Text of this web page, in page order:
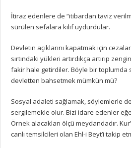
İtiraz edenlere de “itibardan taviz
sürülen sefalara kılıf uydurdular.
Devletin açıklarını kapatmak için
sırtındaki yükleri artırdıkça artırıp
fakir hale getirdiler. Böyle bir toplumda
devletten bahsetmek mümkün mü?
Sosyal adaleti sağlamak, söylemlerle
sergilemekle olur. Bizi idare edenler
Örnek alacakları ölçü meydandadır.
canlı temsilcileri olan Ehl-i Beyt’i takip